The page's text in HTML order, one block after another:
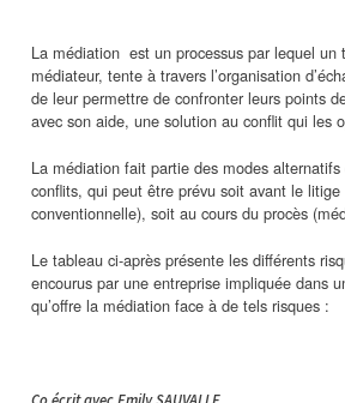
La médiation est un processus par lequel un
médiateur, tente à travers l’organisation
de leur permettre de confronter leurs points
avec son aide, une solution au conflit qui les
La médiation fait partie des modes
conflits, qui peut être prévu soit avant le
conventionnelle), soit au cours du procès
Le tableau ci-après présente les différents
encourus par une entreprise impliquée dans
qu’offre la médiation face à de tels risques :